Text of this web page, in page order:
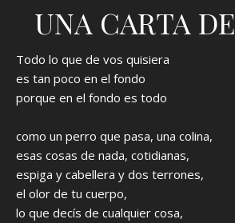
UNA CARTA
Todo lo que de vos quisiera
es tan poco en el fondo
porque en el fondo es todo
como un perro que pasa, una colina,
esas cosas de nada, cotidianas,
espiga y cabellera y dos terrones,
el olor de tu cuerpo,
lo que decís de cualquier cosa,